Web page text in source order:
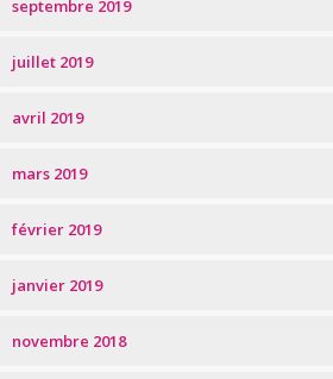
septembre 2019
juillet 2019
avril 2019
mars 2019
février 2019
janvier 2019
novembre 2018